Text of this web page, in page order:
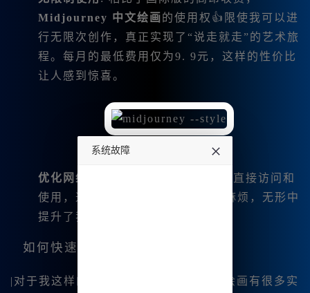
Midjourney 中文绘画的使用权👍限使我可以进
行无限次创作，真正实现了“说走就走”的艺术旅
程。每月的最低费用仅为9. 9元，这样的性价比
让人感到惊喜。
优化网络连接
: 不需要使用梯子就能直接访问和
使用，这让我在创作时省去了不少麻烦，无形中
提升了我的工作效率。
如何快速上手？
|对于我这样的新手，
M idjourney 中文绘画有很多实
系统故障